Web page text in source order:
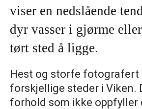
viser en nedslående
dyr vasser i gjørme
tørt sted å ligge.
Hest og storfe fotografert
forskjellige steder i Viken.
forhold som ikke oppfyller